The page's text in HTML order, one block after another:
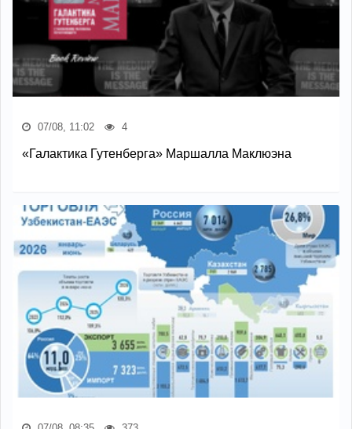
07/08, 11:02 4
«Галактика Гутенберга» Маршалла Маклюэна